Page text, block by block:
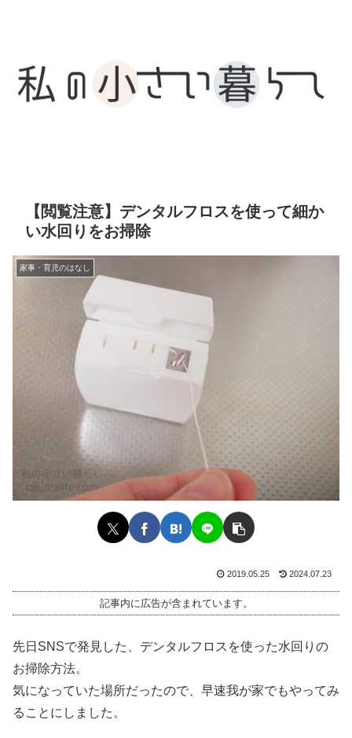
【閲覧注意】デンタルフロスを使って細か
い水回りをお掃除
家事・育児のはなし
2019.05.25 2024.07.23
記事内に広告が含まれています。
先日SNSで発見した、デンタルフロスを使った水回りの
お掃除方法。
気になっていた場所だったので、早速我が家でもやってみ
ることにしました。